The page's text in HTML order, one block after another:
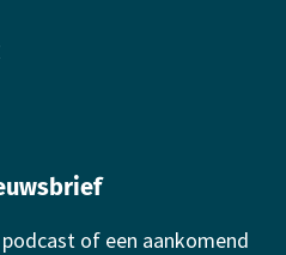
of een aankomend